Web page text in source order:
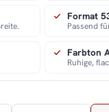
Format
Passend
Farbton
Ruhige,